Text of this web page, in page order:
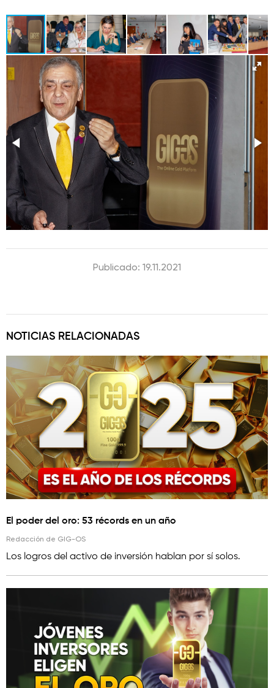
Publicado: 19.11.2021
NOTICIAS RELACIONADAS
El poder del oro: 53 récords en un año
Redacción de GIG-OS
Los logros del activo de inversión hablan por sí solos.